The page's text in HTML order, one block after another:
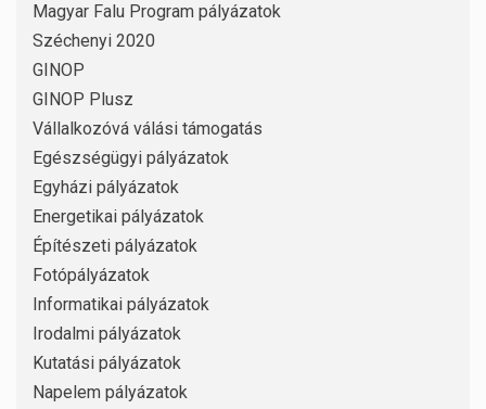
Magyar Falu Program pályázatok
Széchenyi 2020
GINOP
GINOP Plusz
Vállalkozóvá válási támogatás
Egészségügyi pályázatok
Egyházi pályázatok
Energetikai pályázatok
Építészeti pályázatok
Fotópályázatok
Informatikai pályázatok
Irodalmi pályázatok
Kutatási pályázatok
Napelem pályázatok